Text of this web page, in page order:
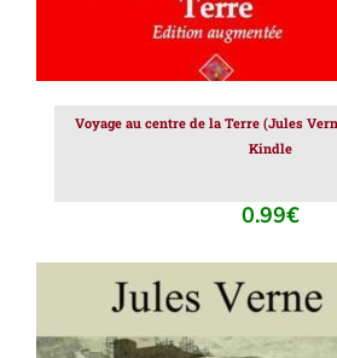
Voyage au centre de la Terre (Jules
Kindle
0.99€